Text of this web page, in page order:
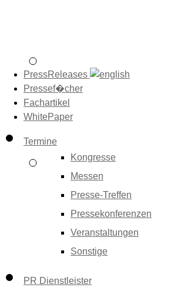
PressReleases
Pressef�cher
Fachartikel
WhitePaper
Termine
Kongresse
Messen
Presse-Treffen
Pressekonferenzen
Veranstaltungen
Sonstige
PR Dienstleister